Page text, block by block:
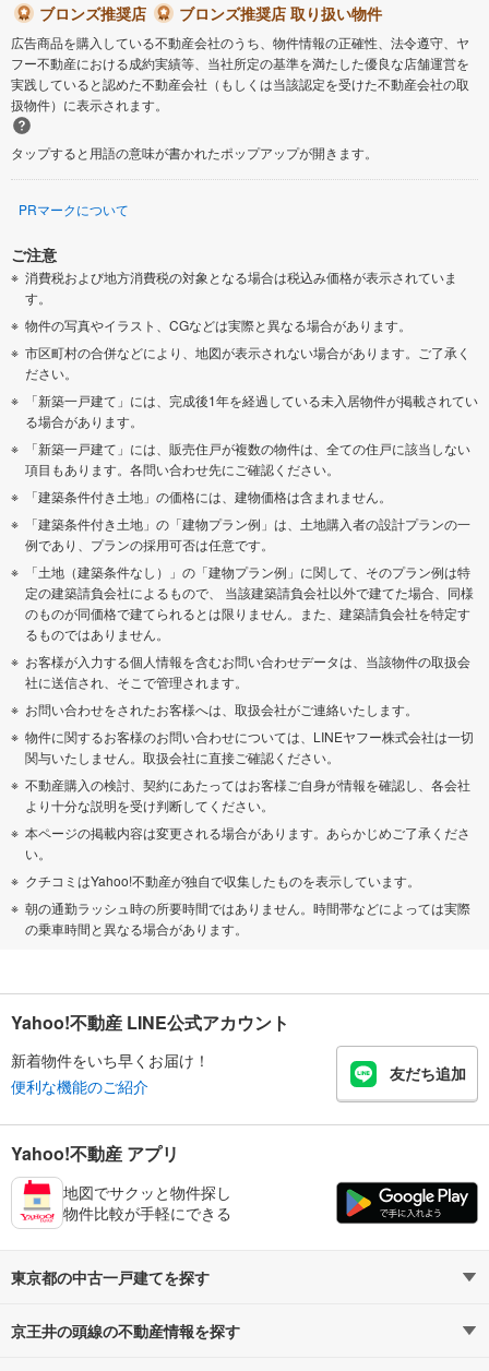
ブロンズ推奨店
ブロンズ推奨店 取り扱い物件
広告商品を購入している不動産会社のうち、物件情報の正確性、法令遵守、ヤ
フー不動産における成約実績等、当社所定の基準を満たした優良な店舗運営を
実践していると認めた不動産会社（もしくは当該認定を受けた不動産会社の取
扱物件）に表示されます。
タップすると用語の意味が書かれたポップアップが開きます。
PRマークについて
ご注意
消費税および地方消費税の対象となる場合は税込み価格が表示されていま
す。
物件の写真やイラスト、CGなどは実際と異なる場合があります。
市区町村の合併などにより、地図が表示されない場合があります。ご了承く
ださい。
「新築一戸建て」には、完成後1年を経過している未入居物件が掲載されてい
る場合があります。
「新築一戸建て」には、販売住戸が複数の物件は、全ての住戸に該当しない
項目もあります。各問い合わせ先にご確認ください。
「建築条件付き土地」の価格には、建物価格は含まれません。
「建築条件付き土地」の「建物プラン例」は、土地購入者の設計プランの一
例であり、プランの採用可否は任意です。
「土地（建築条件なし）」の「建物プラン例」に関して、そのプラン例は特
定の建築請負会社によるもので、 当該建築請負会社以外で建てた場合、同様
のものが同価格で建てられるとは限りません。また、建築請負会社を特定す
るものではありません。
お客様が入力する個人情報を含むお問い合わせデータは、当該物件の取扱会
社に送信され、そこで管理されます。
お問い合わせをされたお客様へは、取扱会社がご連絡いたします。
物件に関するお客様のお問い合わせについては、LINEヤフー株式会社は一切
関与いたしません。取扱会社に直接ご確認ください。
不動産購入の検討、契約にあたってはお客様ご自身が情報を確認し、各会社
より十分な説明を受け判断してください。
本ページの掲載内容は変更される場合があります。あらかじめご了承くださ
い。
クチコミはYahoo!不動産が独自で収集したものを表示しています。
朝の通勤ラッシュ時の所要時間ではありません。時間帯などによっては実際
の乗車時間と異なる場合があります。
Yahoo!不動産 LINE公式アカウント
新着物件をいち早くお届け！
便利な機能のご紹介
友だち追加
Yahoo!不動産 アプリ
地図でサクッと物件探し
物件比較が手軽にできる
東京都の中古一戸建てを探す
路線・駅から探す
京王井の頭線の不動産情報を探す